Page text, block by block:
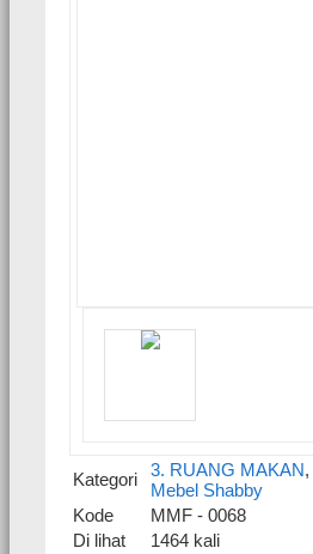
Kategori 3. RUANG MAKAN,
Mebel Shabby
Kode
MMF - 0068
Di lihat
1464 kali